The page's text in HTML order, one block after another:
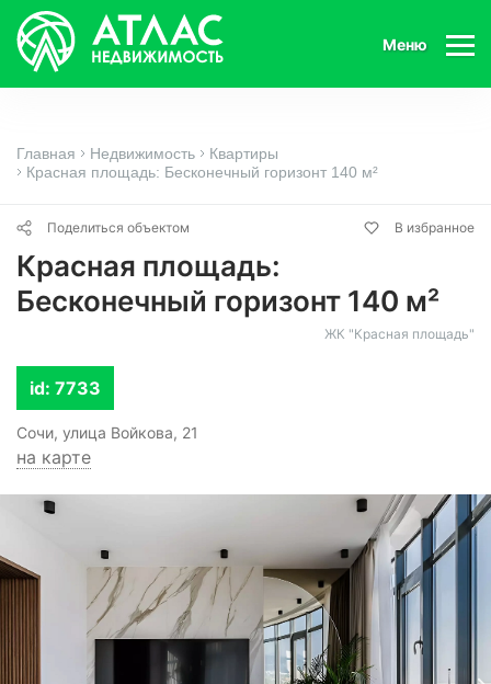
Меню
Главная Недвижимость
Квартиры
Красная площадь: Бесконечный горизонт 140 м²
Поделиться объектом В избранное
Красная площадь:
Бесконечный горизонт 140 м²
ЖК "Красная площадь"
id: 7733
Сочи, улица Войкова, 21
на карте